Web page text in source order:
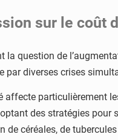
sur le coût
la question de
par diverses crises
affecte particulièrement
des stratégies pour
de céréales, de